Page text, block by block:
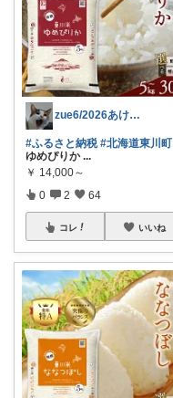
zue6/2026あけおめ🎍🐴
#ふるさと納税 #北海道東川町
ゆめぴりか ...
￥ 14,000～
0 2 64
コレ いいね